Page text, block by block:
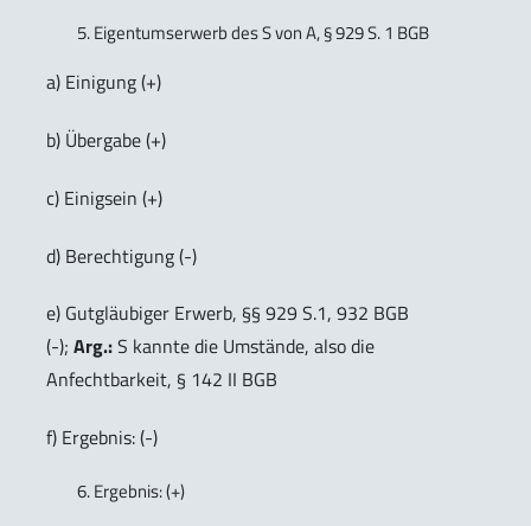
Eigentumserwerb des S von A, § 929 S. 1 BGB
a) Einigung (+)
b) Übergabe (+)
c) Einigsein (+)
d) Berechtigung (-)
e) Gutgläubiger Erwerb, §§ 929 S.1, 932 BGB
(-); Arg.:S kannte die Umstände, also die
Anfechtbarkeit, § 142 II BGB
f) Ergebnis: (-)
Ergebnis: (+)